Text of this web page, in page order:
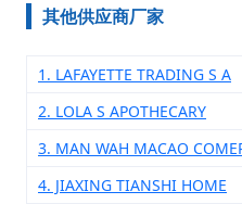
其他供应商厂家
1. LAFAYETTE TRADING S A
2. LOLA S APOTHECARY
3. MAN WAH MACAO
4. JIAXING TIANSHI HOME